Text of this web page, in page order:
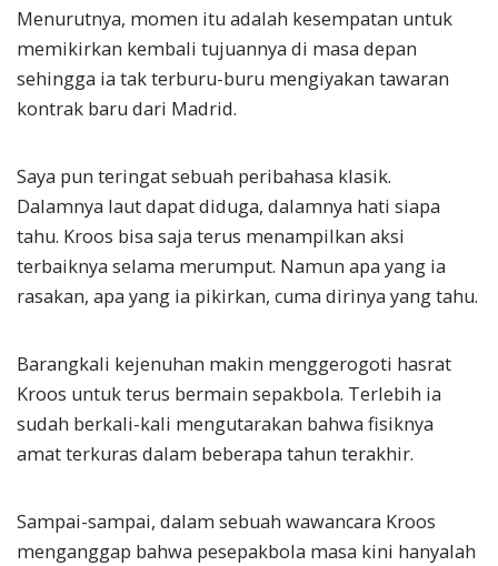
Menurutnya, momen itu adalah kesempatan untuk
memikirkan kembali tujuannya di masa depan
sehingga ia tak terburu-buru mengiyakan tawaran
kontrak baru dari Madrid.
Saya pun teringat sebuah peribahasa klasik.
Dalamnya laut dapat diduga, dalamnya hati siapa
tahu. Kroos bisa saja terus menampilkan aksi
terbaiknya selama merumput. Namun apa yang ia
rasakan, apa yang ia pikirkan, cuma dirinya yang tahu.
Barangkali kejenuhan makin menggerogoti hasrat
Kroos untuk terus bermain sepakbola. Terlebih ia
sudah berkali-kali mengutarakan bahwa fisiknya
amat terkuras dalam beberapa tahun terakhir.
Sampai-sampai, dalam sebuah wawancara Kroos
menganggap bahwa pesepakbola masa kini hanyalah